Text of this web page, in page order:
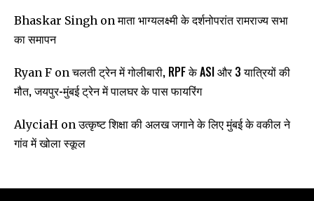
Bhaskar Singh onमाता भाग्यलक्ष्मी के दर्शनोपरांत रामराज्य सभा
का समापन
Ryan F onचलती ट्रेन में गोलीबारी, RPF के ASI और 3 यात्रियों की
मौत, जयपुर-मुंबई ट्रेन में पालघर के पास फायरिंग
AlyciaH onउत्कृष्ट शिक्षा की अलख जगाने के लिए मुंबई के वकील ने
गांव में खोला स्कूल